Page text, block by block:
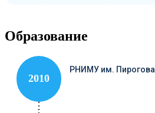
Образование
2010
РНИМУ им. Пирогова